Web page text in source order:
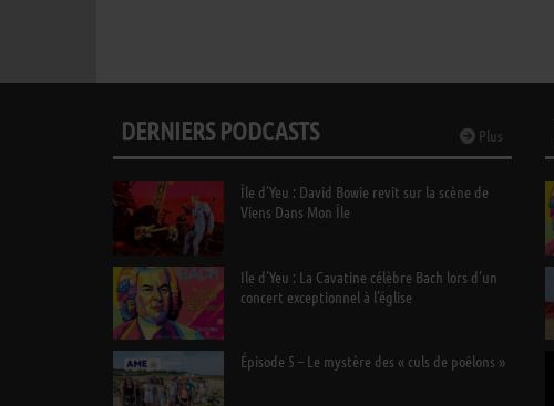
Plus
DERNIERS PODCASTS
Île d’Yeu : David Bowie revit sur la scène de
Viens Dans Mon Île
Ile d’Yeu : La Cavatine célèbre Bach lors d’un
concert exceptionnel à l’église
Épisode 5 – Le mystère des « culs de poêlons »